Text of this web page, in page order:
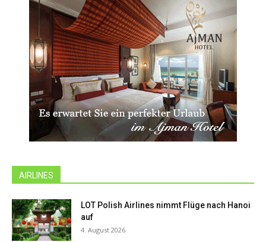
AIRLINES
LOT Polish Airlines nimmt Flüge nach Hanoi
auf
4. August 2026